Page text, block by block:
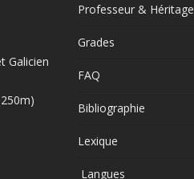
Galicien
Professeur & Héritage
Grades
FAQ
Bibliographie
Lexique
Langues